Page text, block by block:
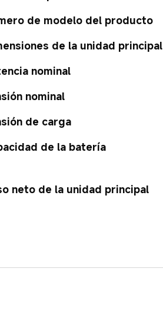
de modelo del producto
de la unidad principal
nominal
nominal
de carga
de la batería
neto de la unidad principal